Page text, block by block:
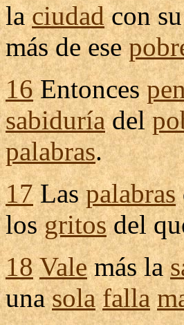
laciudadcon
más de ese
16Entonces
sabiduríadel
palabras.
17Laspalabras
losgritosdel
18 Valemás la
unasola falla